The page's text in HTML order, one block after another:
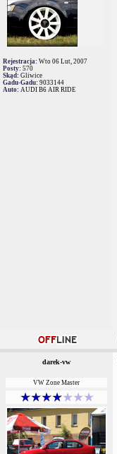
Rejestracja: Wto 06 Lut, 2007
Posty: 570
Skąd: Gliwice
Gadu-Gadu: 9033144
Auto: AUDI B6 AIR RIDE
darek-vw
VW Zone Master